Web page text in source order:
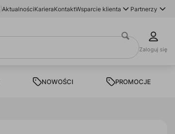
AktualnościKarieraKontaktWsparcie klienta Partnerzy
Zaloguj się
NOWOŚCI PROMOCJE